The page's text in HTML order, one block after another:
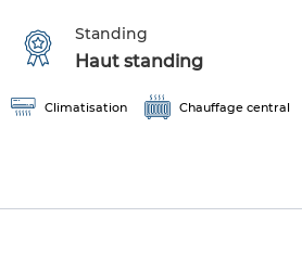
Standing
Haut standing
Climatisation Chauffage central